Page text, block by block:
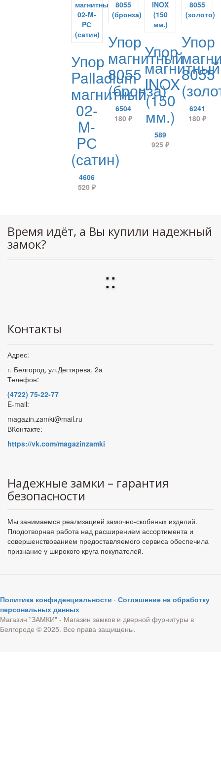
Упор
Palladium
магнитный
02-
M-
PС
(сатин)
4606
520 ₽
Упор
магнитный
8055
(бронза)
6504
180₽
Упор
магнитный
INOX
(150
мм.)
589
925₽
Упор
8055
6241
180 ₽
Время идёт, а Вы купили надежный
замок?
::
Контакты
Адрес:
г. Белгород, ул.Дегтярева, 2а
Телефон:
(4722) 75-22-77
E-mail:
magazin.zamki@mail.ru
ВКонтакте:
https://vk.com/magazinzamki
Надежные замки – гарантия
безопасности
Мы занимаемся реализацией замочно-скобяных изделий.
Плодотворная работа над расширением ассортимента и
совершенствованием предоставляемого сервиса обеспечила
признание у широкого круга покупателей.
Политика конфиденциальности · Соглашение на обработку
персональных данных
Магазин "ЗАМКИ" - Магазин замков и дверной фурнитуры в
Белгороде © 2025. Все права защищены.